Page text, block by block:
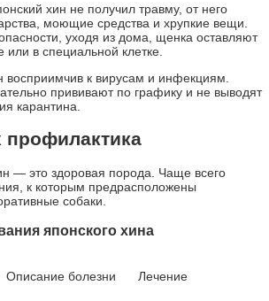
хин не получил травму, от него
моющие средства и хрупкие вещи.
уходя из дома, щенка оставляют
в специальной клетке.
восприимчив к вирусам и инфекциям.
прививают по графику и не выводят
карантина.
профилактика
— это здоровая порода. Чаще всего
к которым предрасположены
собаки.
японского хина
Описание болезни Лечение